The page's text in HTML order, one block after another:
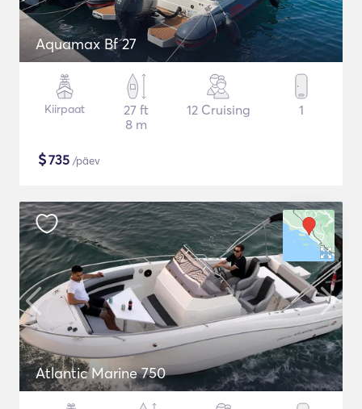
Aquamax Bf 27
Kiirpaat
27 ft
8 m
12 Cruising 1
$735 /päev
Atlantic Marine 750